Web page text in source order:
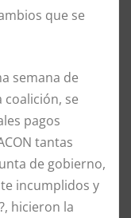
que se
semana de
se
pagos
tantas
de gobierno,
incumplidos y
hicieron la